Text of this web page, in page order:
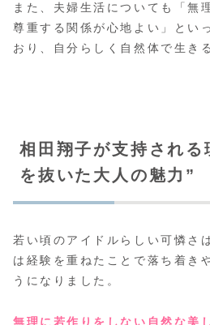
また、夫婦生活についても「無
尊重する関係が心地よい」とい
おり、自分らしく自然体で生き
相田翔子が支持され
を抜いた大人の魅力”
若い頃のアイドルらしい可憐さ
は経験を重ねたことで落ち着き
うになりました。
無理に若作りをしない自然な美